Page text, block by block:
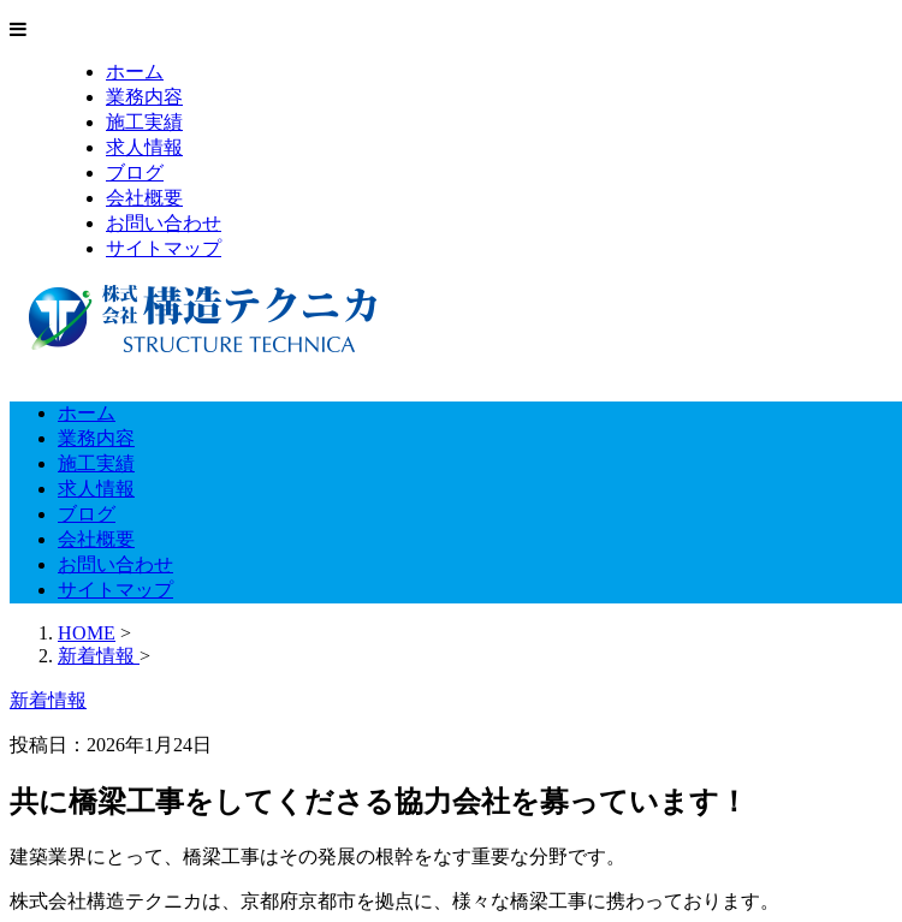
ホーム
業務内容
施工実績
求人情報
ブログ
会社概要
お問い合わせ
サイトマップ
ホーム
業務内容
施工実績
求人情報
ブログ
会社概要
お問い合わせ
サイトマップ
HOME >
新着情報 >
新着情報
投稿日： 2026年1月24日
共に橋梁工事をしてくださる協力会社を募っています！
建築業界にとって、橋梁工事はその発展の根幹をなす重要な分野です。
株式会社構造テクニカは、京都府京都市を拠点に、様々な橋梁工事に携わっております。